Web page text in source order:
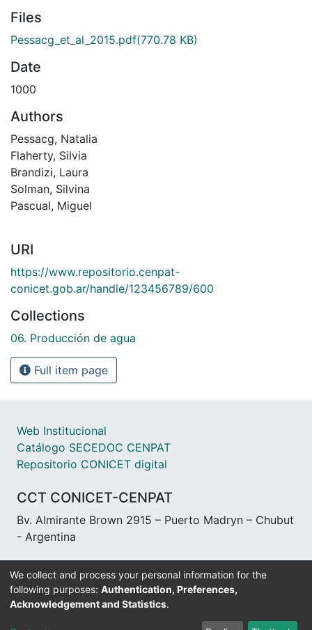
Files
Pessacg_et_al_2015.pdf(770.78 KB)
Date
1000
Authors
Pessacg, Natalia
Flaherty, Silvia
Brandizi, Laura
Solman, Silvina
Pascual, Miguel
URI
https://www.repositorio.cenpat-
conicet.gob.ar/handle/123456789/600
Collections
06. Producción de agua
Full item page
Web Institucional
Catálogo SECEDOC CENPAT
Repositorio CONICET digital
CCT CONICET-CENPAT
Bv. Almirante Brown 2915 – Puerto Madryn – Chubut
- Argentina
We collect and process your personal information for the
following purposes: Authentication, Preferences,
Acknowledgement and Statistics.